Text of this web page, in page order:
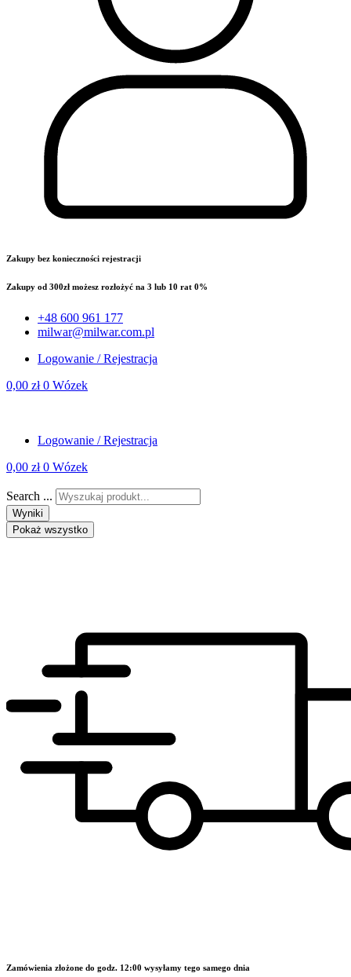
Zakupy bez konieczności rejestracji
Zakupy od 300zł możesz rozłożyć na 3 lub 10 rat 0%
+48 600 961 177
milwar@milwar.com.pl
Logowanie / Rejestracja
0,00 zł 0 Wózek
Logowanie / Rejestracja
0,00 zł 0 Wózek
Search ...
Wyniki
Pokaż wszystko
Zamówienia złożone do godz. 12:00 wysyłamy tego samego dnia